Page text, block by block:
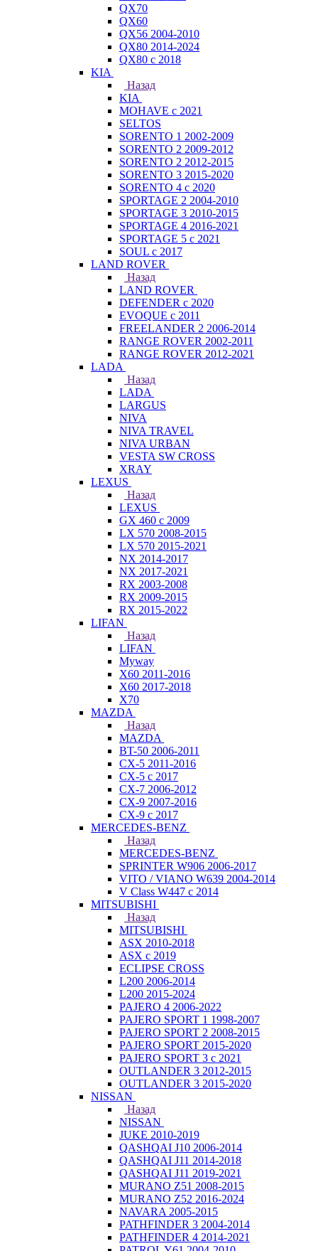
QX70
QX60
QX56 2004-2010
QX80 2014-2024
QX80 c 2018
KIA
Назад
KIA
MOHAVE с 2021
SELTOS
SORENTO 1 2002-2009
SORENTO 2 2009-2012
SORENTO 2 2012-2015
SORENTO 3 2015-2020
SORENTO 4 с 2020
SPORTAGE 2 2004-2010
SPORTAGE 3 2010-2015
SPORTAGE 4 2016-2021
SPORTAGE 5 с 2021
SOUL с 2017
LAND ROVER
Назад
LAND ROVER
DEFENDER с 2020
EVOQUE с 2011
FREELANDER 2 2006-2014
RANGE ROVER 2002-2011
RANGE ROVER 2012-2021
LADA
Назад
LADA
LARGUS
NIVA
NIVA TRAVEL
NIVA URBAN
VESTA SW CROSS
XRAY
LEXUS
Назад
LEXUS
GX 460 с 2009
LX 570 2008-2015
LX 570 2015-2021
NX 2014-2017
NX 2017-2021
RX 2003-2008
RX 2009-2015
RX 2015-2022
LIFAN
Назад
LIFAN
Myway
X60 2011-2016
X60 2017-2018
X70
MAZDA
Назад
MAZDA
BT-50 2006-2011
CX-5 2011-2016
CX-5 с 2017
CX-7 2006-2012
CX-9 2007-2016
CX-9 с 2017
MERCEDES-BENZ
Назад
MERCEDES-BENZ
SPRINTER W906 2006-2017
VITO / VIANO W639 2004-2014
V Class W447 с 2014
MITSUBISHI
Назад
MITSUBISHI
ASX 2010-2018
ASX с 2019
ECLIPSE CROSS
L200 2006-2014
L200 2015-2024
PAJERO 4 2006-2022
PAJERO SPORT 1 1998-2007
PAJERO SPORT 2 2008-2015
PAJERO SPORT 2015-2020
PAJERO SPORT 3 с 2021
OUTLANDER 3 2012-2015
OUTLANDER 3 2015-2020
NISSAN
Назад
NISSAN
JUKE 2010-2019
QASHQAI J10 2006-2014
QASHQAI J11 2014-2018
QASHQAI J11 2019-2021
MURANO Z51 2008-2015
MURANO Z52 2016-2024
NAVARA 2005-2015
PATHFINDER 3 2004-2014
PATHFINDER 4 2014-2021